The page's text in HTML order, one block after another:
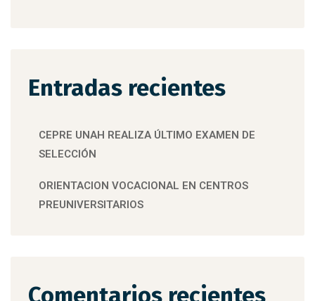
Entradas recientes
CEPRE UNAH REALIZA ÚLTIMO EXAMEN DE
SELECCIÓN
ORIENTACION VOCACIONAL EN CENTROS
PREUNIVERSITARIOS